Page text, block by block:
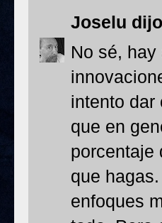
Joselu
No sé,
intento dar
que en
porcentaje
que
enfoques